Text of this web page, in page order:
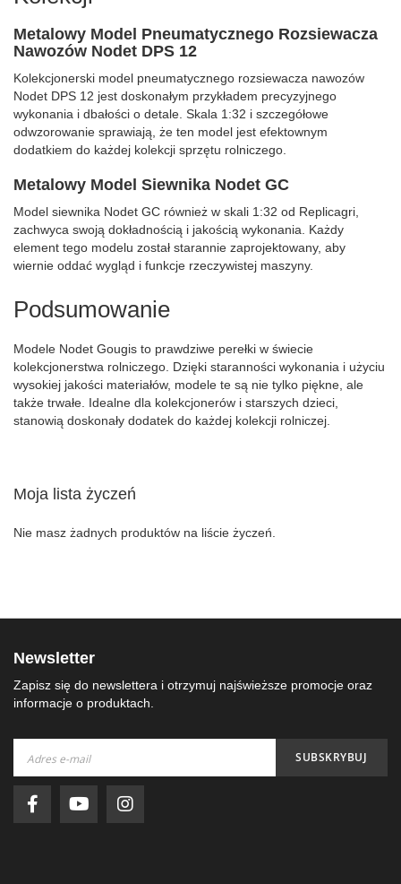
Metalowy Model Pneumatycznego Rozsiewacza
Nawozów Nodet DPS 12
Kolekcjonerski model pneumatycznego rozsiewacza nawozów
Nodet DPS 12 jest doskonałym przykładem precyzyjnego
wykonania i dbałości o detale. Skala 1:32 i szczegółowe
odwzorowanie sprawiają, że ten model jest efektownym
dodatkiem do każdej kolekcji sprzętu rolniczego.
Metalowy Model Siewnika Nodet GC
Model siewnika Nodet GC również w skali 1:32 od Replicagri,
zachwyca swoją dokładnością i jakością wykonania. Każdy
element tego modelu został starannie zaprojektowany, aby
wiernie oddać wygląd i funkcje rzeczywistej maszyny.
Podsumowanie
Modele Nodet Gougis to prawdziwe perełki w świecie
kolekcjonerstwa rolniczego. Dzięki staranności wykonania i użyciu
wysokiej jakości materiałów, modele te są nie tylko piękne, ale
także trwałe. Idealne dla kolekcjonerów i starszych dzieci,
stanowią doskonały dodatek do każdej kolekcji rolniczej.
Moja lista życzeń
Nie masz żadnych produktów na liście życzeń.
Newsletter
Zapisz się do newslettera i otrzymuj najświeższe promocje oraz
informacje o produktach.
nasz
newsletter:
SUBSKRYBUJ